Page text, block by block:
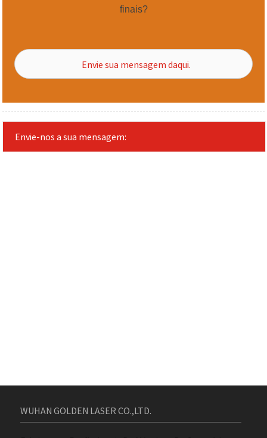
finais?
Envie sua mensagem daqui.
Envie-nos a sua mensagem:
WUHAN GOLDEN LASER CO.,LTD.